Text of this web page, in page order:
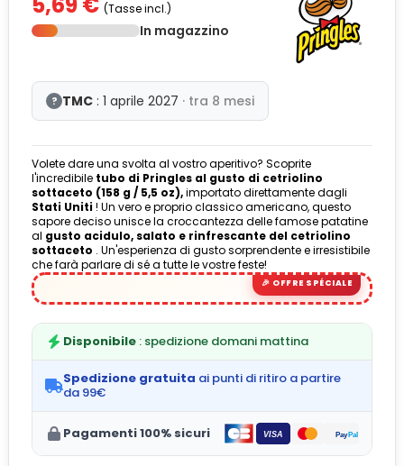
(Tasse incl.)
In magazzino
? TMC : 1 aprile 2027 · tra 8 mesi
Volete dare una svolta al vostro aperitivo? Scoprite
l'incredibile tubo di Pringles al gusto di cetriolino
sottaceto (158 g / 5,5 oz),importato direttamente dagli
Stati Uniti! Un vero e proprio classico americano, questo
sapore deciso unisce la croccantezza delle famose patatine
al gusto acidulo, salato e rinfrescante del cetriolino
sottaceto . Un'esperienza di gusto sorprendente e irresistibile
che farà parlare di sé a tutte le vostre feste!
Disponibile : spedizione domani mattina
Spedizione gratuita ai punti di ritiro a partire
da 99€
Pagamenti 100% sicuri